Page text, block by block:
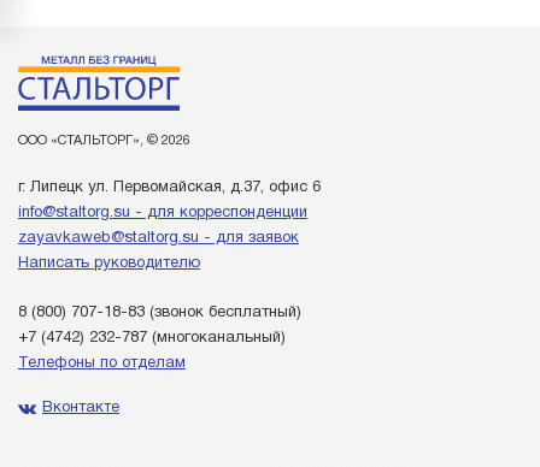
ООО «СТАЛЬТОРГ», © 2026
г. Липецк ул. Первомайская, д.37, офис 6
info@staltorg.su - для корреспонденции
zayavkaweb@staltorg.su - для заявок
Написать руководителю
8 (800) 707-18-83 (звонок бесплатный)
+7 (4742) 232-787 (многоканальный)
Телефоны по отделам
Вконтакте